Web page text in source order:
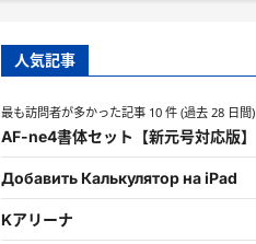
人気記事
最も訪問者が多かった記事 10 件 (過去 28 日間)
AF-ne4書体セット【新元号対応版】
Добавить Калькулятор на iPad
Kアリーナ